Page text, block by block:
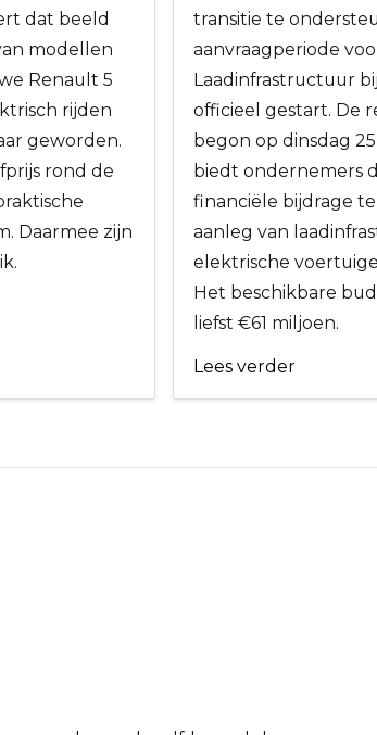
dat beeld
modellen
Renault 5
rijden
geworden.
rond de
Daarmee zijn
transitie te
aanvraagperiode
Laadinfrastructuur
officieel gestart. De
begon op dinsdag
biedt ondernemers
financiële bijdrage
aanleg van
elektrische
Het beschikbare
liefst €61 miljoen.
Lees verder